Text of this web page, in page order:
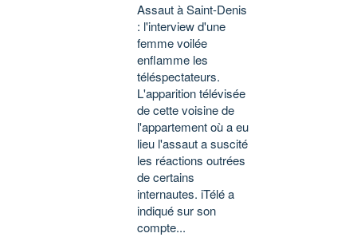
Assaut à Saint-Denis
: l'interview d'une
femme voilée
enflamme les
téléspectateurs.
L'apparition télévisée
de cette voisine de
l'appartement où a eu
lieu l'assaut a suscité
les réactions outrées
de certains
internautes. iTélé a
indiqué sur son
compte...